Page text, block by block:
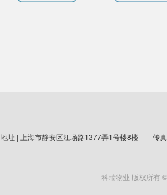
地址 | 上海市静安区江场路1377弄1号楼8楼 传
科瑞物业 版权所有